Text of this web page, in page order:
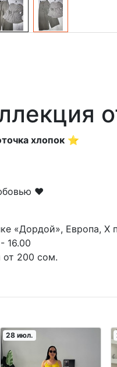
хлопок ⭐️
❤️
«Дордой», Европа, X
16.00
от 200 сом.
28 июл.